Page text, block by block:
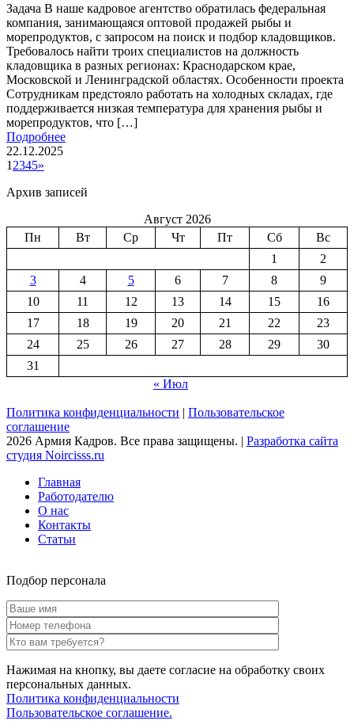
Задача В наше кадровое агентство обратилась федеральная
компания, занимающаяся оптовой продажей рыбы и
морепродуктов, с запросом на поиск и подбор кладовщиков.
Требовалось найти троих специалистов на должность
кладовщика в разных регионах: Краснодарском крае,
Московской и Ленинградской областях. Особенности проекта
Сотрудникам предстояло работать на холодных складах, где
поддерживается низкая температура для хранения рыбы и
морепродуктов, что […]
Подробнее
22.12.2025
1 2345»
Архив записей
Август 2026
Пн
Вт Ср Чт Пт Сб
Вс
1
2
3
4 5 6 7 8
9
10
11 12 13 14 15
16
17
18 19 20 21 22
23
24
25 26 27 28 29
30
31
« Июл
Политика конфиденциальности | Пользовательское
соглашение
2026 Армия Кадров. Все права защищены. | Разработка сайта
студия Noircisss.ru
Главная
Работодателю
О нас
Контакты
Статьи
Подбор персонала
Нажимая на кнопку, вы даете согласие на обработку своих
персональных данных.
Политика конфиденциальности
Пользовательское соглашение.